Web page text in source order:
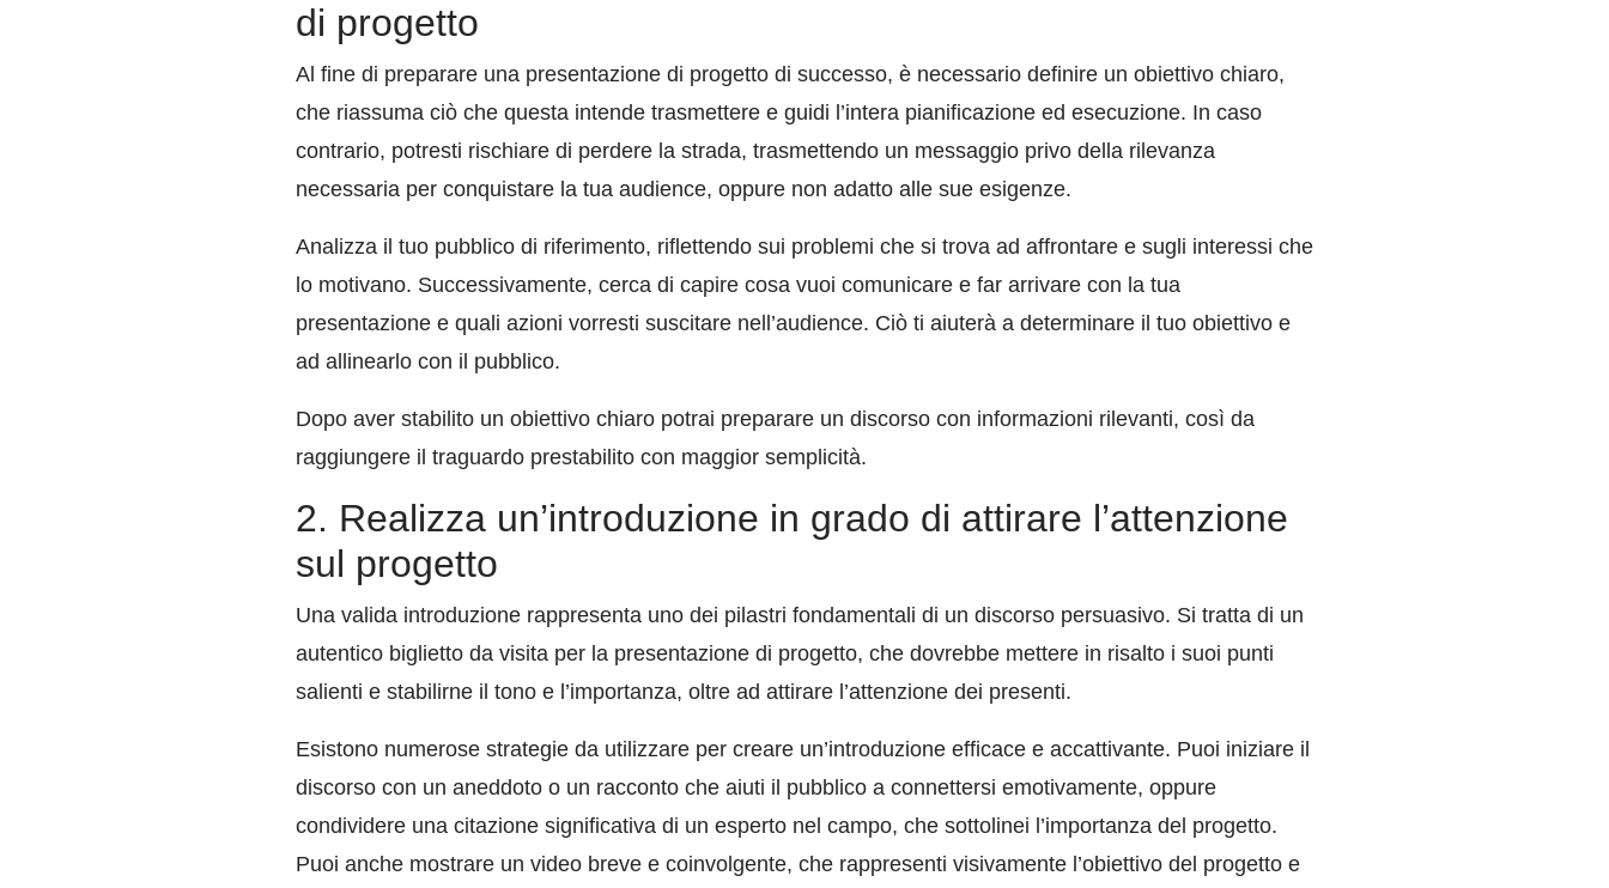
di progetto
Al fine di preparare una presentazione di progetto di successo, è necessario definire un obiettivo chiaro,
che riassuma ciò che questa intende trasmettere e guidi l’intera pianificazione ed esecuzione. In caso
contrario, potresti rischiare di perdere la strada, trasmettendo un messaggio privo della rilevanza
necessaria per conquistare la tua audience, oppure non adatto alle sue esigenze.
Analizza il tuo pubblico di riferimento, riflettendo sui problemi che si trova ad affrontare e sugli interessi che
lo motivano. Successivamente, cerca di capire cosa vuoi comunicare e far arrivare con la tua
presentazione e quali azioni vorresti suscitare nell’audience. Ciò ti aiuterà a determinare il tuo obiettivo e
ad allinearlo con il pubblico.
Dopo aver stabilito un obiettivo chiaro potrai preparare un discorso con informazioni rilevanti, così da
raggiungere il traguardo prestabilito con maggior semplicità.
2. Realizza un’introduzione in grado di attirare l’attenzione
sul progetto
Una valida introduzione rappresenta uno dei pilastri fondamentali di un discorso persuasivo. Si tratta di un
autentico biglietto da visita per la presentazione di progetto, che dovrebbe mettere in risalto i suoi punti
salienti e stabilirne il tono e l’importanza, oltre ad attirare l’attenzione dei presenti.
Esistono numerose strategie da utilizzare per creare un’introduzione efficace e accattivante. Puoi iniziare il
discorso con un aneddoto o un racconto che aiuti il pubblico a connettersi emotivamente, oppure
condividere una citazione significativa di un esperto nel campo, che sottolinei l’importanza del progetto.
Puoi anche mostrare un video breve e coinvolgente, che rappresenti visivamente l’obiettivo del progetto e